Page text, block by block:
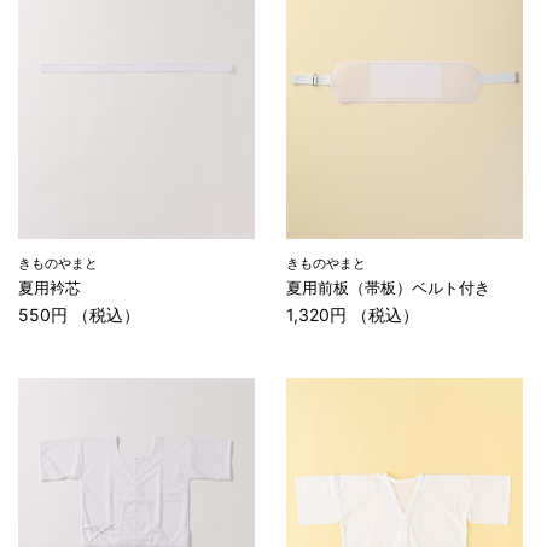
きものやまと
夏用衿芯
550円 （税込）
きものやまと
夏用前板（帯板）ベルト付き
1,320円 （税込）